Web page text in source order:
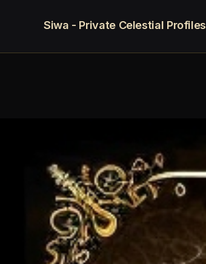
Siwa - Private Celestial Profiles